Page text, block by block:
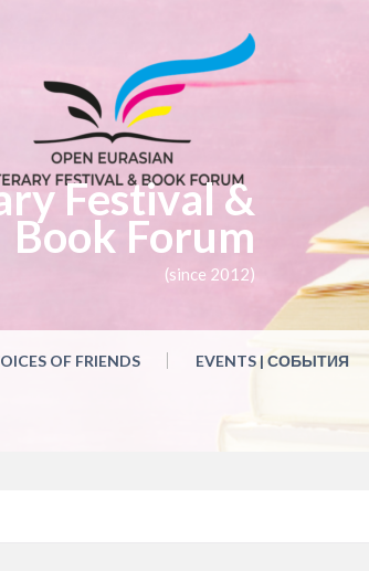
Festival &
Book Forum
(since 2012)
OF FRIENDS EVENTS | СОБЫТИЯ